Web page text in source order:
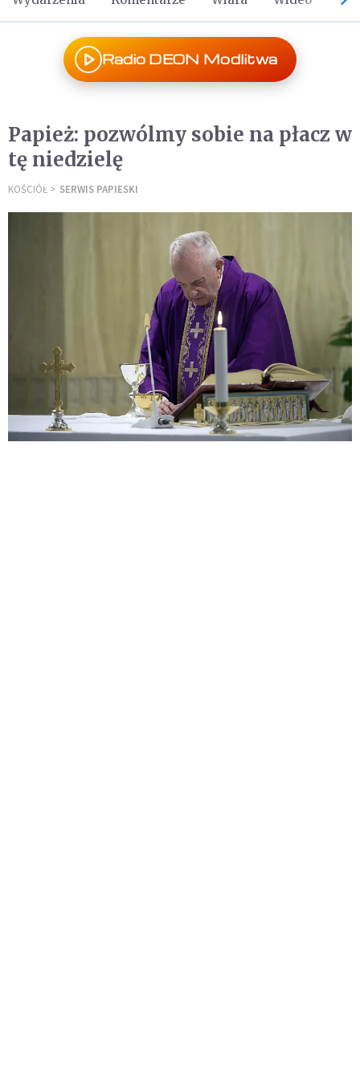
Radio DEON Modlitwa
Papież: pozwólmy sobie na płacz w
tę niedzielę
KOŚCIÓŁ SERWIS PAPIESKI